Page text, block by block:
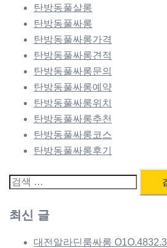
탄방동풀살롱
탄방동풀싸롱
탄방동풀싸롱가격
탄방동풀싸롱견적
탄방동풀싸롱문의
탄방동풀싸롱예약
탄방동풀싸롱위치
탄방동풀싸롱추천
탄방동풀싸롱코스
탄방동풀싸롱후기
검
최신 글
대전알라딘룸싸롱